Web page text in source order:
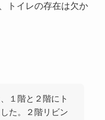
トイレの存在は欠か
１階と２階にト
た。２階リビン